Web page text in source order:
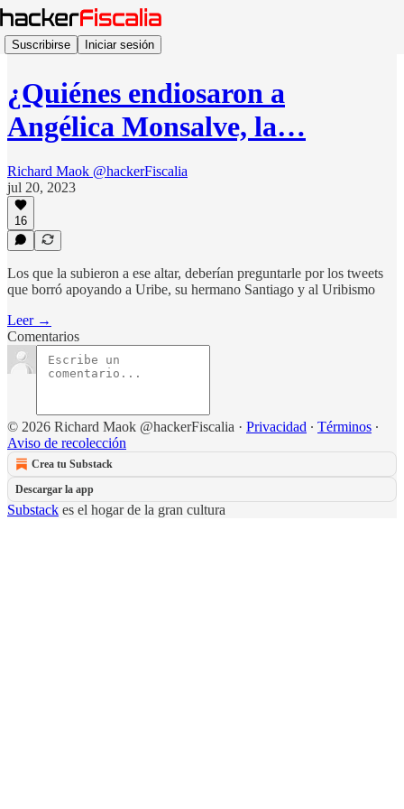
Suscribirse Iniciar sesión
¿Quiénes endiosaron a
Angélica Monsalve, la…
Richard Maok @hackerFiscalia
jul 20, 2023
16
Los que la subieron a ese altar, deberían preguntarle por los tweets
que borró apoyando a Uribe, su hermano Santiago y al Uribismo
Leer →
Comentarios
© 2026 Richard Maok @hackerFiscalia · Privacidad ∙ Términos ∙
Aviso de recolección
Crea tu Substack
Descargar la app
Substack es el hogar de la gran cultura